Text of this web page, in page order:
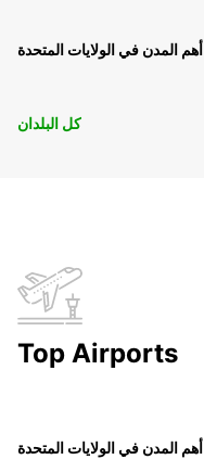
أهم المدن في الولايات المتحدة
كل البلدان
Top Airports
أهم المدن في الولايات المتحدة